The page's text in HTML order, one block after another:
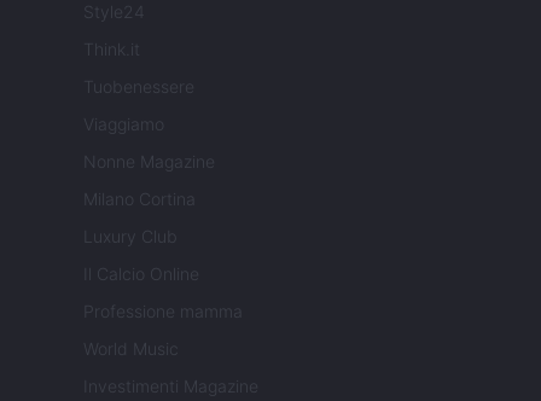
Style24
Think.it
Tuobenessere
Viaggiamo
Nonne Magazine
Milano Cortina
Luxury Club
Il Calcio Online
Professione mamma
World Music
Investimenti Magazine